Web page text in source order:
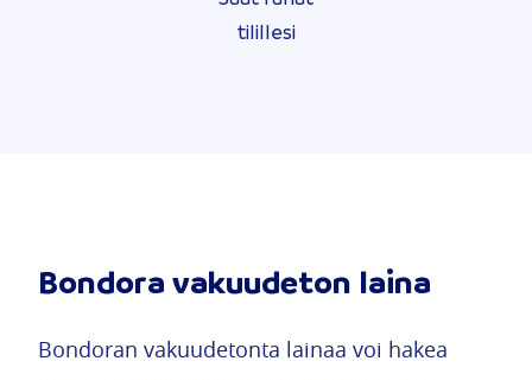
tilillesi
Bondora vakuudeton laina
Bondoran vakuudetonta lainaa voi hakea